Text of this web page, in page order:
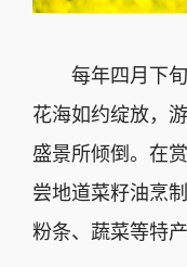
每年四月下旬
花海如约绽放，
盛景所倾倒。在
尝地道菜籽油烹
粉条、蔬菜等特产